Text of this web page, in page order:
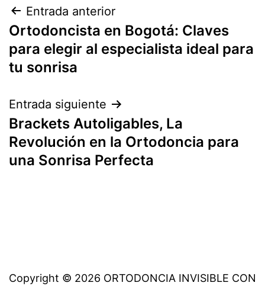
Navegación
de
entradas
Entrada anterior
Ortodoncista en Bogotá: Claves
para elegir al especialista ideal para
tu sonrisa
Entrada siguiente
Brackets Autoligables, La
Revolución en la Ortodoncia para
una Sonrisa Perfecta
Copyright © 2026 ORTODONCIA INVISIBLE CON